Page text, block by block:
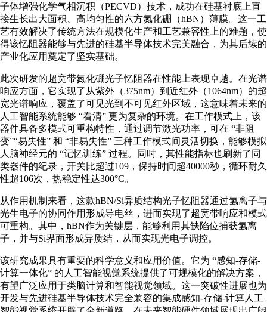
子体增强化学气相沉积（PECVD）技术，成功在硅基衬底上直
接生长出大面积、高均匀性的六方氮化硼（hBN）薄膜。这一工
艺有效解决了传统方法在规模化生产和工艺兼容性上的难题，使
得该忆阻器能够与先进的硅基半导体技术完美融合，为其后续的
产业化应用奠定了坚实基础。
此次研发的超宽带氮化硼光子忆阻器在性能上表现卓越。在光谱
响应方面，它实现了从紫外（375nm）到近红外（1064nm）的超
宽光谱响应，覆盖了可见光到不可见红外区域，这意味着未来的
人工智能系统能够 “看清” 更为复杂的环境。在工作模式上，该
器件具备多模式可重构特性，通过调节激光功率，可在 “非阻
变”“易失性” 和 “非易失性” 三种工作模式间灵活切换，能够模拟
人脑神经元的 “记忆训练” 过程。同时，其性能指标也刷新了同
类器件的纪录，开关比超过109，保持时间超40000秒，循环耐久
性超106次，热稳定性达300°C。
从作用机制来看，这款hBN/Si异质结构光子忆阻器通过氢离子与
光生电子的协同作用形成导电丝，进而实现了超宽带响应和模式
可重构。其中，hBN作为关键层，能够利用其缺陷位捕获氢离
子，并与Si界面形成异质结，从而实现光电子调控。
该研究成果具有重要的科学意义和应用价值。它为 “感知-存储-
计算一体化” 的人工智能视觉系统提供了可规模化的解决方案，
有望广泛应用于类脑计算和智能视觉领域。这一突破性进展也为
开发与先进硅基半导体技术完全兼容的集成感知-存储-计算人工